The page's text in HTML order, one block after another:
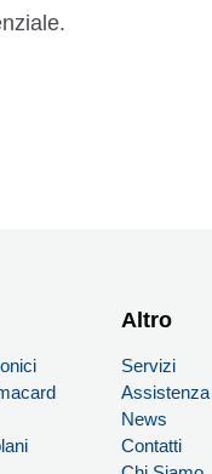
Altro
Servizi
Assistenza
News
Contatti